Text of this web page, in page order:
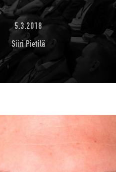
5.3.2018
Siiri Pietilä